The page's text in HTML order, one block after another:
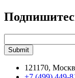
121170,